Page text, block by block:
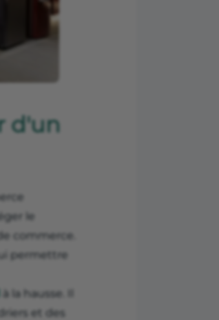
d'un
le
commerce.
permettre
à la hausse. Il
et des